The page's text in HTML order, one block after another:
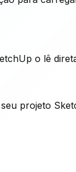
o lê
projeto